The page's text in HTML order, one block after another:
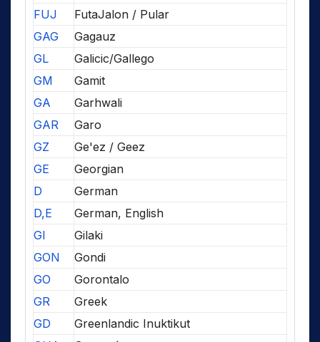
FUJ
FutaJalon / Pular
GAG
Gagauz
GL
Galicic/Gallego
GM
Gamit
GA
Garhwali
GAR
Garo
GZ
Ge'ez / Geez
GE
Georgian
D
German
D,E
German, English
GI
Gilaki
GON
Gondi
GO
Gorontalo
GR
Greek
GD
Greenlandic Inuktikut